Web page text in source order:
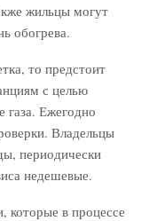
жильцы могут
обогрева.
то предстоит
с целью
газа. Ежегодно
Владельцы
периодически
недешевые.
которые в процессе